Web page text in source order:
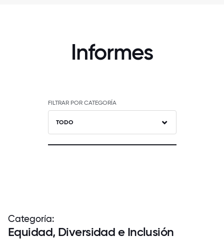
Informes
FILTRAR POR CATEGORÍA
TODO
Categoría:
Equidad, Diversidad e Inclusión